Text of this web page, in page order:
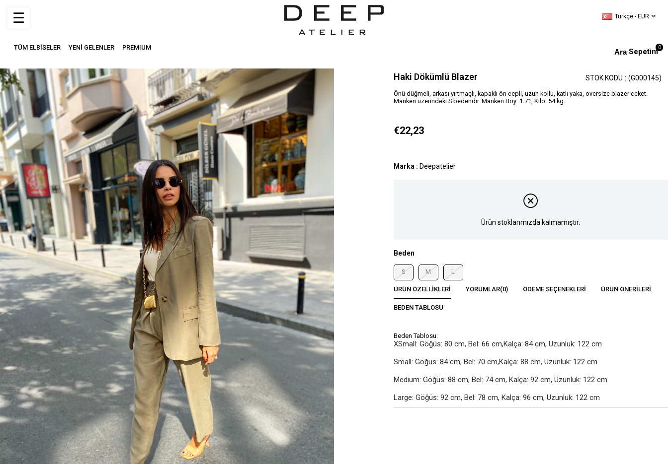
Türkçe - EUR
Sepetim0
TÜM ELBİSELER YENİ GELENLER PREMIUM
☰
Haki Dökümlü Blazer (G000145)
STOK KODU
Önü düğmeli, arkası yırtmaçlı, kapaklı ön cepli, uzun kollu, katlı yaka, oversize blazer ceket.
Manken üzerindeki S bedendir. Manken Boy: 1.71, Kilo: 54 kg.
€22,23
Marka : Deepatelier
Ürün stoklarımızda kalmamıştır.
Beden
S M L
ÜRÜN ÖZELLIKLERI YORUMLAR(0) ÖDEME SEÇENEKLERI ÜRÜN ÖNERILERI
BEDEN TABLOSU
Beden Tablosu:
XSmall: Göğüs: 80 cm, Bel: 66 cm,Kalça: 84 cm, Uzunluk: 122 cm
Small: Göğüs: 84 cm, Bel: 70 cm,Kalça: 88 cm, Uzunluk: 122 cm
Medium: Göğüs: 88 cm, Bel: 74 cm, Kalça: 92 cm, Uzunluk: 122 cm
Large: Göğüs: 92 cm, Bel: 78 cm, Kalça: 96 cm, Uzunluk: 122 cm